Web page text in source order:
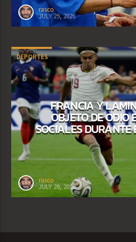
rasco
JULY 29, 2026
DEPORTES
FRANCIA Y
OBJETO DE ODIO
SOCIALES
rasco
JULY 28, 2026